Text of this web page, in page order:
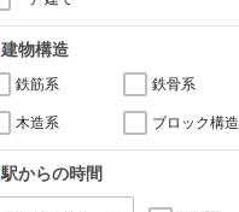
建物構造
鉄筋系 鉄骨系
木造系 ブロック構造
駅からの時間